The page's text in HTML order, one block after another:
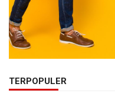
TERPOPULER